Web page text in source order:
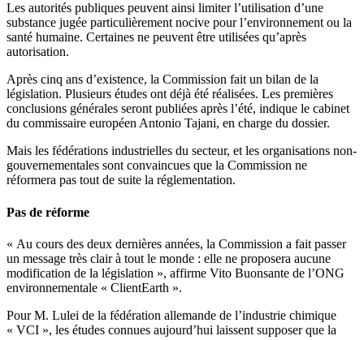
Les autorités publiques peuvent ainsi limiter l’utilisation d’une
substance jugée particulièrement nocive pour l’environnement ou la
santé humaine. Certaines ne peuvent être utilisées qu’après
autorisation.
Après cinq ans d’existence, la Commission fait un bilan de la
législation. Plusieurs études ont déjà été réalisées. Les premières
conclusions générales seront publiées après l’été, indique le cabinet
du commissaire européen Antonio Tajani, en charge du dossier.
Mais les fédérations industrielles du secteur, et les organisations non-
gouvernementales sont convaincues que la Commission ne
réformera pas tout de suite la réglementation.
Pas de réforme
« Au cours des deux dernières années, la Commission a fait passer
un message très clair à tout le monde : elle ne proposera aucune
modification de la législation », affirme Vito Buonsante de l’ONG
environnementale « ClientEarth ».
Pour M. Lulei de la fédération allemande de l’industrie chimique
« VCI », les études connues aujourd’hui laissent supposer que la